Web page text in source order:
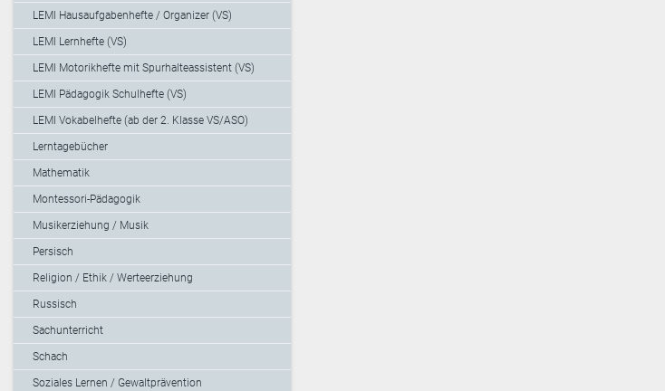
LEMI Hausaufgabenhefte / Organizer (VS)
LEMI Lernhefte (VS)
LEMI Motorikhefte mit Spurhalteassistent (VS)
LEMI Pädagogik Schulhefte (VS)
LEMI Vokabelhefte (ab der 2. Klasse VS/ASO)
Lerntagebücher
Mathematik
Montessori-Pädagogik
Musikerziehung / Musik
Persisch
Religion / Ethik / Werteerziehung
Russisch
Sachunterricht
Schach
Soziales Lernen / Gewaltprävention